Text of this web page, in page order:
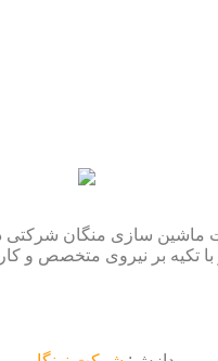
سازی منگان شرکتی
تکیه بر نیروی متخصص و